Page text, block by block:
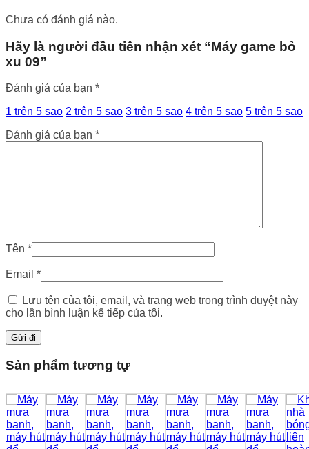
Chưa có đánh giá nào.
Hãy là người đầu tiên nhận xét “Máy game bỏ
xu 09”
Đánh giá của bạn *
1 trên 5 sao 2 trên 5 sao 3 trên 5 sao 4 trên 5 sao 5 trên 5 sao
Đánh giá của bạn *
Tên *
Email *
Lưu tên của tôi, email, và trang web trong trình duyệt này
cho lần bình luận kế tiếp của tôi.
Sản phẩm tương tự